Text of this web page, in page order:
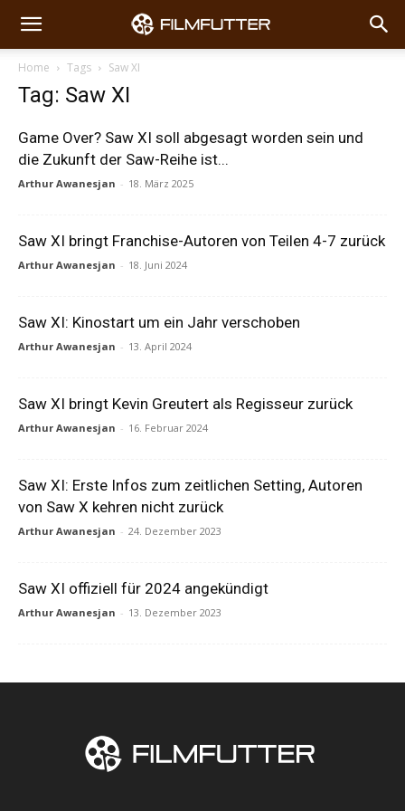
Home Tags Saw XI
Tag: Saw XI
Game Over? Saw XI soll abgesagt worden sein und
die Zukunft der Saw-Reihe ist...
Arthur Awanesjan - 18. März 2025
Saw XI bringt Franchise-Autoren von Teilen 4-7 zurück
Arthur Awanesjan - 18. Juni 2024
Saw XI: Kinostart um ein Jahr verschoben
Arthur Awanesjan - 13. April 2024
Saw XI bringt Kevin Greutert als Regisseur zurück
Arthur Awanesjan - 16. Februar 2024
Saw XI: Erste Infos zum zeitlichen Setting, Autoren
von Saw X kehren nicht zurück
Arthur Awanesjan - 24. Dezember 2023
Saw XI offiziell für 2024 angekündigt
Arthur Awanesjan - 13. Dezember 2023